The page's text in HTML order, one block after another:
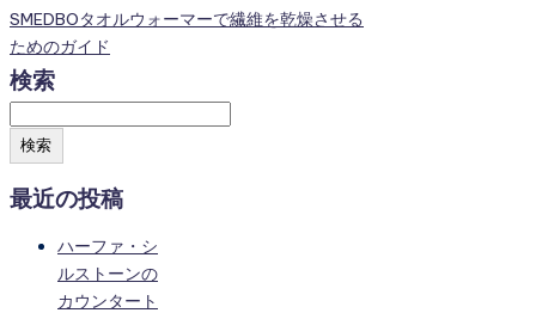
SMEDBOタオルウォーマーで繊維を乾燥させる
ためのガイド
検索
検索
最近の投稿
ハーファ・シ
ルストーンの
カウンタート